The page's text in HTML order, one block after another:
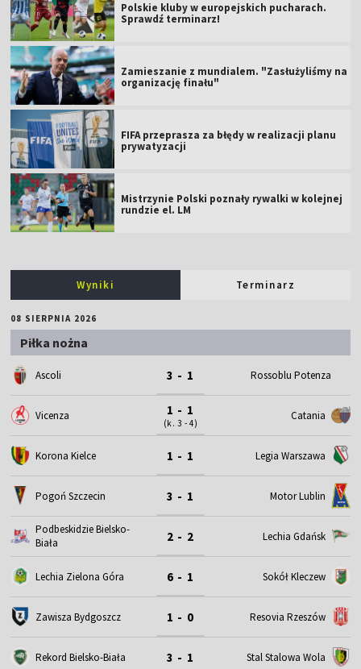
Polskie kluby w europejskich pucharach.
Sprawdź terminarz!
Zamieszanie z mundialem. "Zasłużyliśmy na
organizację finału"
FIFA przeprasza za błędy w realizacji planu
prywatyzacji
Mistrzynie Polski poznały rywalki w kolejnej
rundzie el. LM
Wyniki Terminarz
08 SIERPNIA 2026
Piłka nożna
Ascoli 3 - 1 Rossoblu Potenza
Vicenza 1 - 1
(k. 3 - 4)
Catania
Korona Kielce 1 - 1 Legia Warszawa
Pogoń Szczecin 3 - 1 Motor Lublin
Podbeskidzie Bielsko-
Biała
2 - 2 Lechia Gdańsk
Lechia Zielona Góra 6 - 1 Sokół Kleczew
Zawisza Bydgoszcz 1 - 0 Resovia Rzeszów
Rekord Bielsko-Biała 3 - 1 Stal Stalowa Wola